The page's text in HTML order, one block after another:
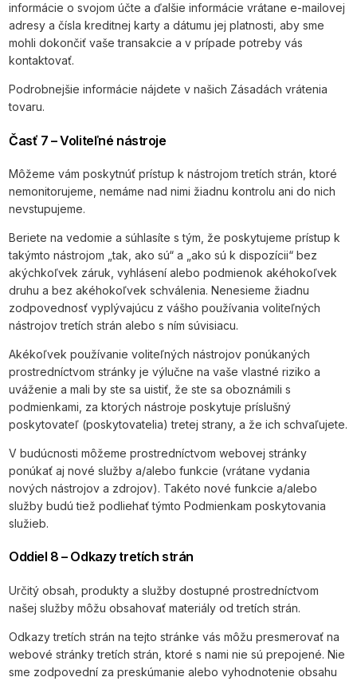
informácie o svojom účte a ďalšie informácie vrátane e-mailovej
adresy a čísla kreditnej karty a dátumu jej platnosti, aby sme
mohli dokončiť vaše transakcie a v prípade potreby vás
kontaktovať.
Podrobnejšie informácie nájdete v našich Zásadách vrátenia
tovaru.
Časť 7 – Voliteľné nástroje
Môžeme vám poskytnúť prístup k nástrojom tretích strán, ktoré
nemonitorujeme, nemáme nad nimi žiadnu kontrolu ani do nich
nevstupujeme.
Beriete na vedomie a súhlasíte s tým, že poskytujeme prístup k
takýmto nástrojom „tak, ako sú“ a „ako sú k dispozícii“ bez
akýchkoľvek záruk, vyhlásení alebo podmienok akéhokoľvek
druhu a bez akéhokoľvek schválenia. Nenesieme žiadnu
zodpovednosť vyplývajúcu z vášho používania voliteľných
nástrojov tretích strán alebo s ním súvisiacu.
Akékoľvek používanie voliteľných nástrojov ponúkaných
prostredníctvom stránky je výlučne na vaše vlastné riziko a
uváženie a mali by ste sa uistiť, že ste sa oboznámili s
podmienkami, za ktorých nástroje poskytuje príslušný
poskytovateľ (poskytovatelia) tretej strany, a že ich schvaľujete.
V budúcnosti môžeme prostredníctvom webovej stránky
ponúkať aj nové služby a/alebo funkcie (vrátane vydania
nových nástrojov a zdrojov). Takéto nové funkcie a/alebo
služby budú tiež podliehať týmto Podmienkam poskytovania
služieb.
Oddiel 8 – Odkazy tretích strán
Určitý obsah, produkty a služby dostupné prostredníctvom
našej služby môžu obsahovať materiály od tretích strán.
Odkazy tretích strán na tejto stránke vás môžu presmerovať na
webové stránky tretích strán, ktoré s nami nie sú prepojené. Nie
sme zodpovední za preskúmanie alebo vyhodnotenie obsahu